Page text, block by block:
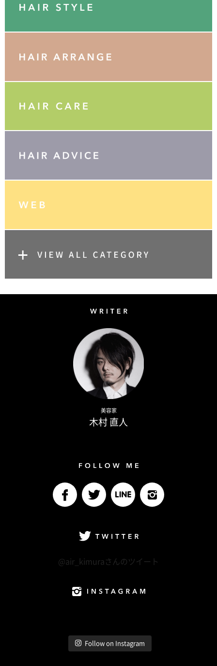
美容家
木村 直人
@air_kimuraさんのツイート
Follow on Instagram